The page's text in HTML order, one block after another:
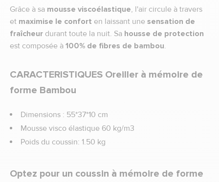
Grâce à sa mousse viscoélastique, l'air circule à travers
et maximise le confort en laissant une sensation de
fraîcheur durant toute la nuit. Sa housse de protection
est composée à 100% de fibres de bambou.
CARACTERISTIQUES Oreiller à mémoire de
forme Bambou
Dimensions : 55*37*10 cm
Mousse visco élastique 60 kg/m3
Poids du coussin: 1.50 kg
Optez pour un coussin à mémoire de forme